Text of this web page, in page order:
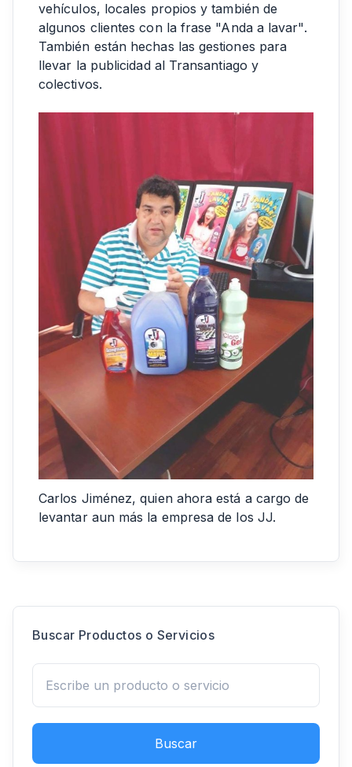
vehículos, locales propios y también de
algunos clientes con la frase "Anda a lavar".
También están hechas las gestiones para
llevar la publicidad al Transantiago y
colectivos.
Carlos Jiménez, quien ahora está a cargo de
levantar aun más la empresa de los JJ.
Buscar Productos o Servicios
Buscar